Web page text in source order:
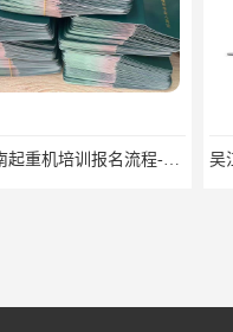
吴江市城南起重机培训报名流程-随报随考